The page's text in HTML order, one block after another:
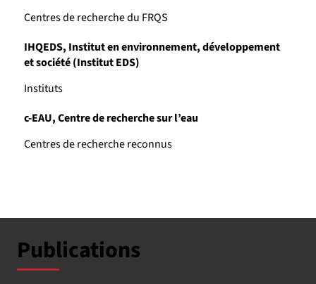
Centres de recherche du FRQS
IHQEDS, Institut en environnement, développement
et société (Institut EDS)
Instituts
c-EAU, Centre de recherche sur l’eau
Centres de recherche reconnus
Publications